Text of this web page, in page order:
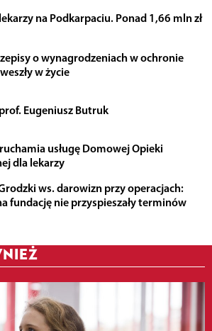
na Podkarpaciu. Ponad 1,66 mln zł
o wynagrodzeniach w ochronie
w życie
Eugeniusz Butruk
usługę Domowej Opieki
dla lekarzy
ws. darowizn przy operacjach:
fundację nie przyspieszały terminów